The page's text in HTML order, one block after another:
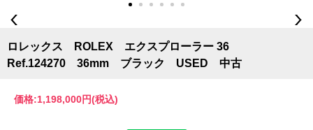
ロレックス ROLEX エクスプローラー 36
Ref.124270 36mm ブラック USED 中古
価格:1,198,000円(税込)